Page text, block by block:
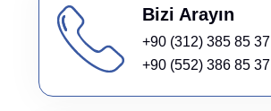
Bizi Arayın
+90 (312) 385 85 37
+90 (552) 386 85 37